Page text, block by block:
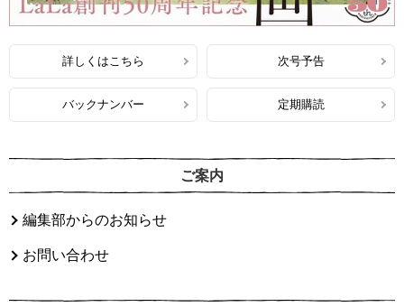
詳しくはこちら 次号予告
バックナンバー 定期購読
ご案内
編集部からのお知らせ
お問い合わせ